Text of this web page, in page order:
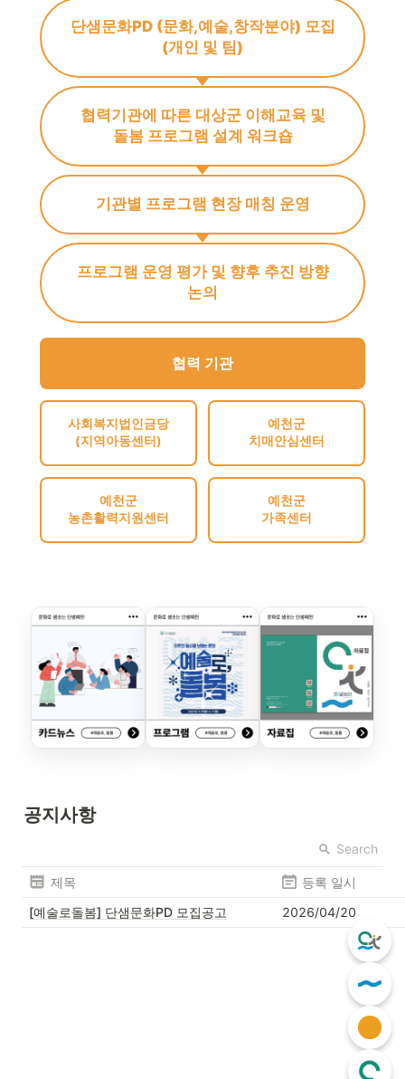
단샘문화PD (문화,예술,창작분야) 모집
(개인 및 팀)
협력기관에 따른 대상군 이해교육 및
돌봄 프로그램 설계 워크숍
기관별 프로그램 현장 매칭 운영
프로그램 운영 평가 및 향후 추진 방향
논의
협력 기관
사회복지법인금당
(지역아동센터)
예천군
치매안심센터
예천군
농촌활력지원센터
예천군
가족센터
공지사항
Search
제목
등록 일시
[예술로돌봄] 단샘문화PD 모집공고
2026/04/20